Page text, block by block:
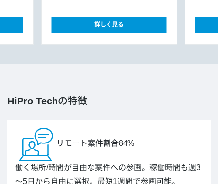
詳しく見る
HiPro Techの特徴
リモート案件割合84%
働く場所/時間が自由な案件への参画。稼働時間も週3
～5日から自由に選択。最短1週間で参画可能。